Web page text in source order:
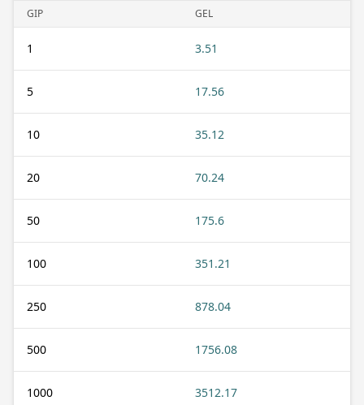
GIP GEL
1 3.51
5 17.56
10 35.12
20 70.24
50 175.6
100 351.21
250 878.04
500 1756.08
1000 3512.17